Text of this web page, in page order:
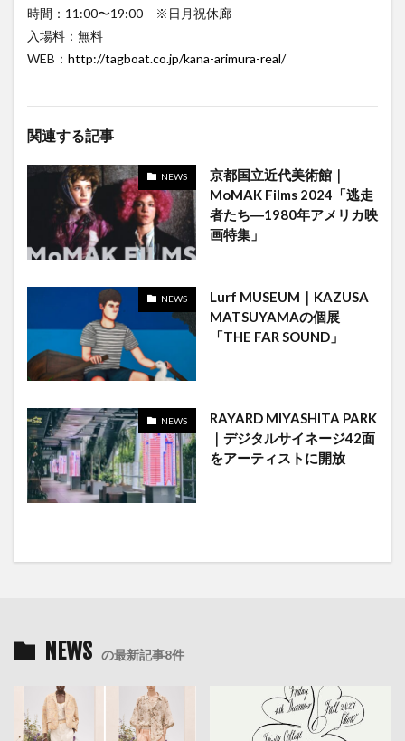
時間：11:00〜19:00 ※日月祝休廊
入場料：無料
WEB： http://tagboat.co.jp/kana-arimura-real/
関連する記事
NEWS
京都国立近代美術館｜
MoMAK Films 2024「逃走
者たち―1980年アメリカ映
画特集」
NEWS
Lurf MUSEUM｜KAZUSA
MATSUYAMAの個展
「THE FAR SOUND」
NEWS
RAYARD MIYASHITA PARK
｜デジタルサイネージ42面
をアーティストに開放
NEWS の最新記事8件